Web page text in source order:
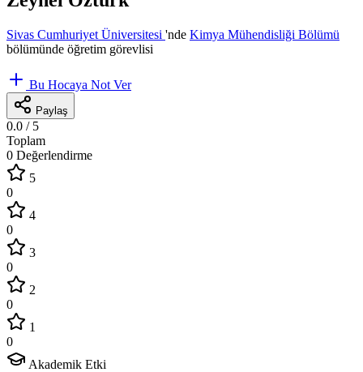
Sivas Cumhuriyet Üniversitesi 'nde Kimya Mühendisliği Bölümü
bölümünde öğretim görevlisi
Bu Hocaya Not Ver
Paylaş
0.0 / 5
Toplam
0 Değerlendirme
5
0
4
0
3
0
2
0
1
0
Akademik Etki